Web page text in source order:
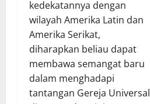
kedekatannya dengan
wilayah Amerika Latin dan
Amerika Serikat,
diharapkan beliau dapat
membawa semangat baru
dalam menghadapi
tantangan Gereja Universal